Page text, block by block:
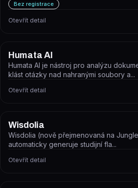
Bez registrace
Otevřít detail
Humata AI
Humata AI je nástroj pro analýzu
klást otázky nad nahranými soubory a...
Otevřít detail
Wisdolia
Wisdolia (nově přejmenovaná na
automaticky generuje studijní fla...
Otevřít detail